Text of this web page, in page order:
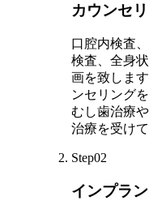
カウンセ
口腔内検査
検査、全身
画を致しま
ンセリング
むし歯治療
治療を受け
Step02
インプラ